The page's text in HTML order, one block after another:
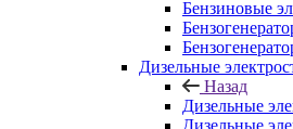
Бензиновые
Дизельные
Назад
Дизельные
Дизельные